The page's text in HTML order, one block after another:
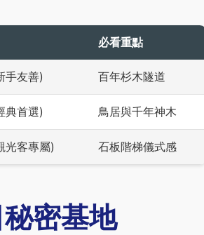
必看重點
友善) 百年杉木隧道
首選) 鳥居與千年神木
客專屬) 石板階梯儀式感
密基地